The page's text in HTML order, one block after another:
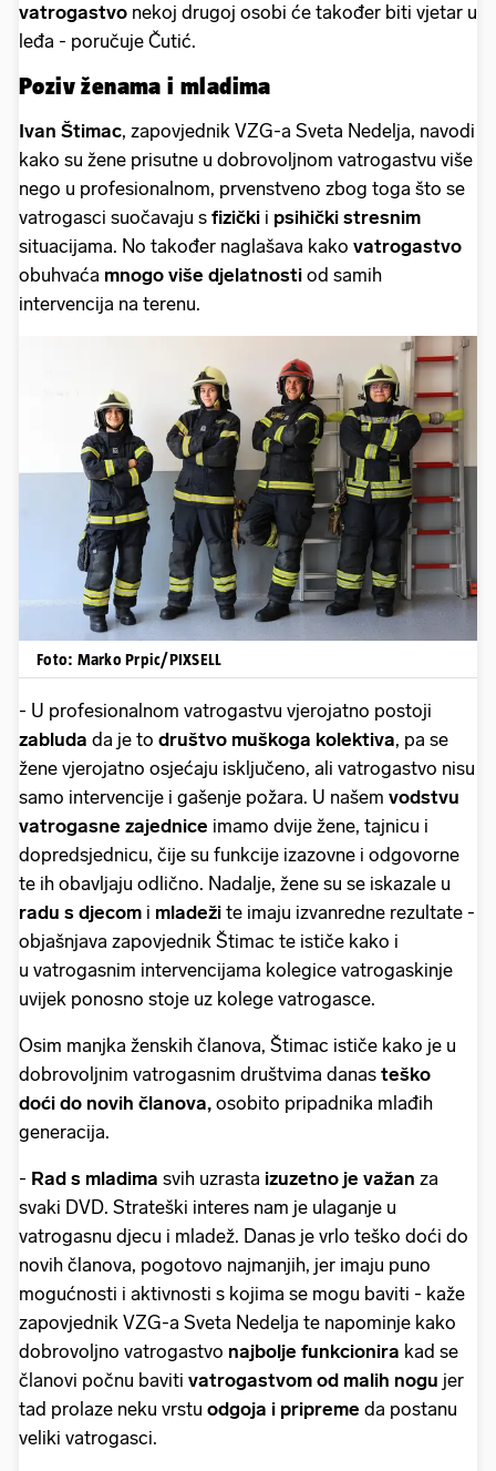
vatrogastvo nekoj drugoj osobi će također biti vjetar u
leđa - poručuje Čutić.
Poziv ženama i mladima
Ivan Štimac, zapovjednik VZG-a Sveta Nedelja, navodi
kako su žene prisutne u dobrovoljnom vatrogastvu više
nego u profesionalnom, prvenstveno zbog toga što se
vatrogasci suočavaju s fizički i psihički stresnim
situacijama. No također naglašava kako vatrogastvo
obuhvaća mnogo više djelatnosti od samih
intervencija na terenu.
Foto: Marko Prpic/PIXSELL
- U profesionalnom vatrogastvu vjerojatno postoji
zabluda da je to društvo muškoga kolektiva, pa se
žene vjerojatno osjećaju isključeno, ali vatrogastvo nisu
samo intervencije i gašenje požara. U našem vodstvu
vatrogasne zajednice imamo dvije žene, tajnicu i
dopredsjednicu, čije su funkcije izazovne i odgovorne
te ih obavljaju odlično. Nadalje, žene su se iskazale u
radu s djecom i mladeži te imaju izvanredne rezultate -
objašnjava zapovjednik Štimac te ističe kako i
u vatrogasnim intervencijama kolegice vatrogaskinje
uvijek ponosno stoje uz kolege vatrogasce.
Osim manjka ženskih članova, Štimac ističe kako je u
dobrovoljnim vatrogasnim društvima danas teško
doći do novih članova, osobito pripadnika mlađih
generacija.
- Rad s mladima svih uzrasta izuzetno je važan za
svaki DVD. Strateški interes nam je ulaganje u
vatrogasnu djecu i mladež. Danas je vrlo teško doći do
novih članova, pogotovo najmanjih, jer imaju puno
mogućnosti i aktivnosti s kojima se mogu baviti - kaže
zapovjednik VZG-a Sveta Nedelja te napominje kako
dobrovoljno vatrogastvo najbolje funkcionira kad se
članovi počnu baviti vatrogastvom od malih nogu jer
tad prolaze neku vrstu odgoja i pripreme da postanu
veliki vatrogasci.